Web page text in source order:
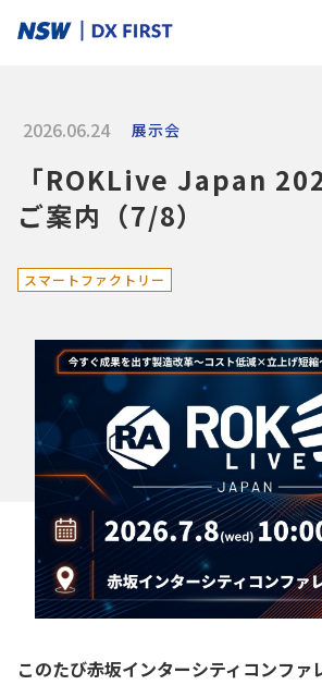
2026.06.24 展示会
「ROKLive Japan
ご案内（7/8）
スマートファクトリー
このたび赤坂インターシティコンファ